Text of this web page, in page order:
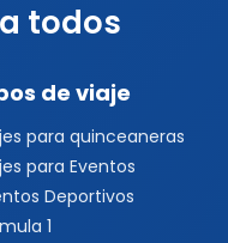
todos
de viaje
para quinceaneras
para Eventos
Deportivos
1